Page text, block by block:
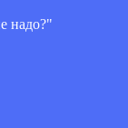
надо?"